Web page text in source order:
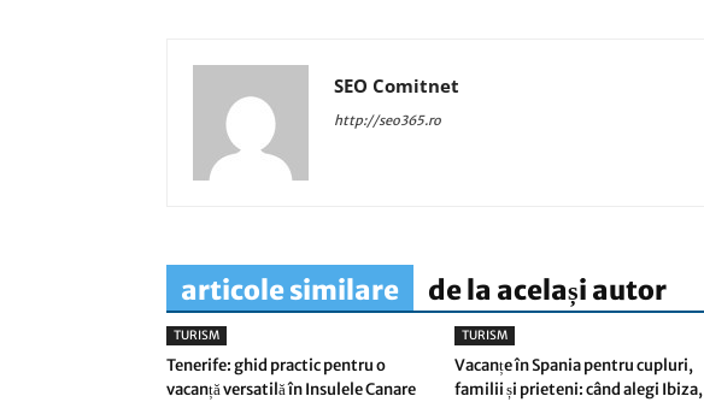
SEO Comitnet
http://seo365.ro
articole similare de la același autor
TURISM
Tenerife: ghid practic pentru o
vacanță versatilă în Insulele Canare
TURISM
Vacanțe în Spania pentru cupluri,
familii și prieteni: când alegi Ibiza,